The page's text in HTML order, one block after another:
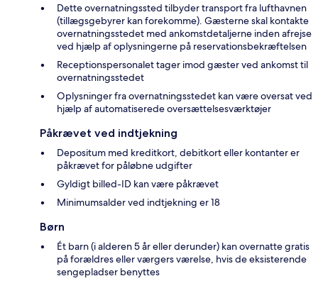
Dette overnatningssted tilbyder transport fra lufthavnen
(tillægsgebyrer kan forekomme). Gæsterne skal kontakte
overnatningsstedet med ankomstdetaljerne inden afrejse
ved hjælp af oplysningerne på reservationsbekræftelsen
Receptionspersonalet tager imod gæster ved ankomst til
overnatningsstedet
Oplysninger fra overnatningsstedet kan være oversat ved
hjælp af automatiserede oversættelsesværktøjer
Påkrævet ved indtjekning
Depositum med kreditkort, debitkort eller kontanter er
påkrævet for påløbne udgifter
Gyldigt billed-ID kan være påkrævet
Minimumsalder ved indtjekning er 18
Børn
Ét barn (i alderen 5 år eller derunder) kan overnatte gratis
på forældres eller værgers værelse, hvis de eksisterende
sengepladser benyttes